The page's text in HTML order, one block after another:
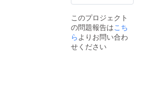
このプロジェクト
の問題報告はこち
ら よりお問い合わ
せください